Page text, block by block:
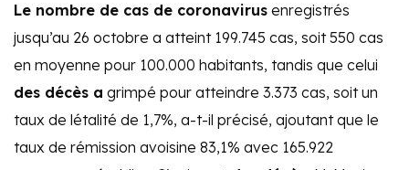
Le nombre de cas de coronavirus enregistrés
jusqu’au 26 octobre a atteint 199.745 cas, soit 550 cas
en moyenne pour 100.000 habitants, tandis que celui
des décès a grimpé pour atteindre 3.373 cas, soit un
taux de létalité de 1,7%, a-t-il précisé, ajoutant que le
taux de rémission avoisine 83,1% avec 165.922